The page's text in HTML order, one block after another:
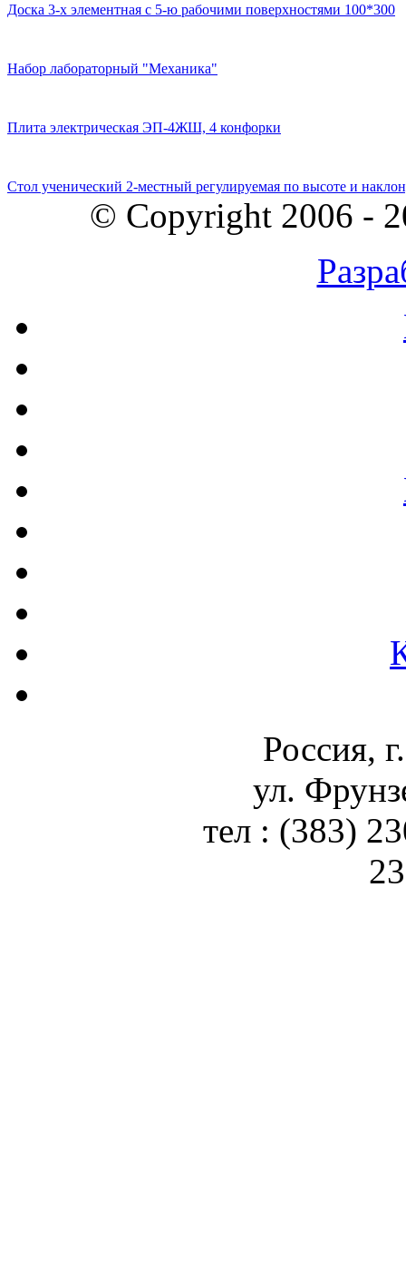
Доска 3-х элементная с 5-ю рабочими поверхностями 100*300
Набор лабораторный "Механика"
Плита электрическая ЭП-4ЖШ, 4 конфорки
Стол ученический 2-местный регулируемая по высоте и
© Copyright 2006 -
Россия,
ул.
тел : (383)